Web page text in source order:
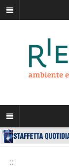
::